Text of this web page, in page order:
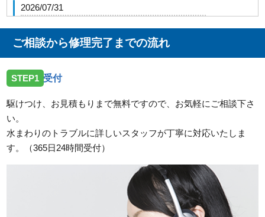
2026/07/31
した。
山口県山陽小野田市高栄に台所蛇口の交換でお伺いし
山口県下関市長府中六波町にトイレの交換でお伺いし
ました
山口県宇部市東須恵にトイレの交換でお伺いしました
ご相談から修理完了までの流れ
STEP1 受付
駆けつけ、お見積もりまで無料ですので、お気軽にご相談下さ
い。
水まわりのトラブルに詳しいスタッフが丁寧に対応いたしま
す。（365日24時間受付）